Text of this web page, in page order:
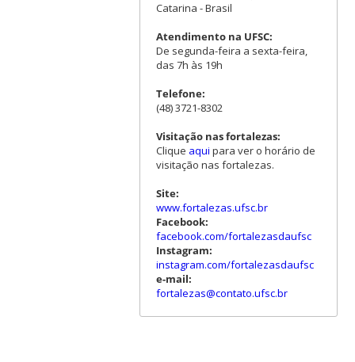
Catarina - Brasil
Atendimento na UFSC:
De segunda-feira a sexta-feira,
das 7h às 19h
Telefone:
(48) 3721-8302
Visitação nas fortalezas:
Clique aqui para ver o horário de
visitação nas fortalezas.
Site:
www.fortalezas.ufsc.br
Facebook:
facebook.com/fortalezasdaufsc
Instagram:
instagram.com/fortalezasdaufsc
e-mail:
fortalezas@contato.ufsc.br